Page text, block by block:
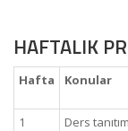
HAFTALIK
Hafta Konular
1
Ders